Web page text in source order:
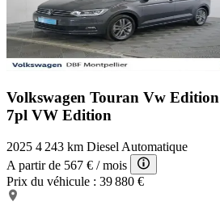
Volkswagen Touran Vw Edition
7pl VW Edition
2025 4 243 km Diesel Automatique
A partir de 567 € / mois
Prix du véhicule : 39 880 €